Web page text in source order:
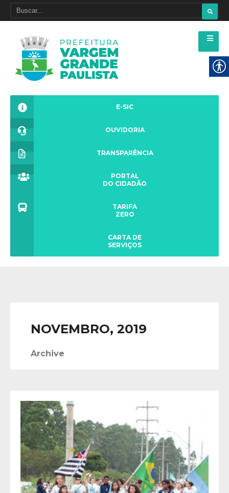
E-SIC
OUVIDORIA
TRANSPARÊNCIA
PORTAL
DO CIDADÃO
TARIFA
ZERO
CARTA DE
SERVIÇOS
NOVEMBRO, 2019
Archive